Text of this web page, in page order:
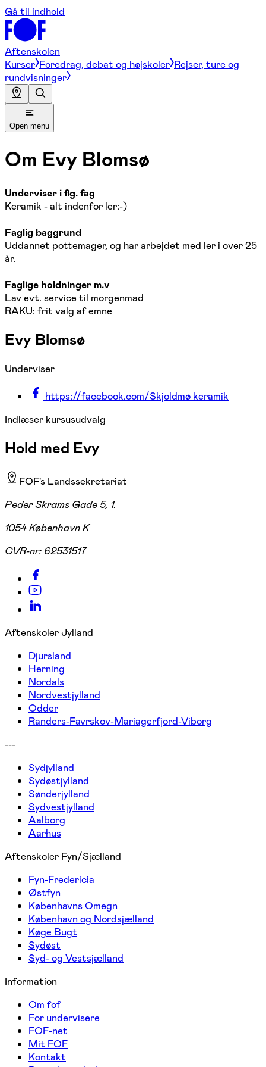
Gå til indhold
Aftenskolen
Kurser Foredrag, debat og højskoler Rejser, ture og
rundvisninger
Open menu
Om Evy Blomsø
Underviser i flg. fag
Keramik - alt indenfor ler:-)
Faglig baggrund
Uddannet pottemager, og har arbejdet med ler i over 25
år.
Faglige holdninger m.v
Lav evt. service til morgenmad
RAKU: frit valg af emne
Evy Blomsø
Underviser
https://facebook.com/Skjoldmø keramik
Indlæser kursusudvalg
Hold med Evy
FOF's Landssekretariat
Peder Skrams Gade 5, 1.
1054 København K
CVR-nr: 62531517
Aftenskoler Jylland
Djursland
Herning
Nordals
Nordvestjylland
Odder
Randers-Favrskov-Mariagerfjord-Viborg
---
Sydjylland
Sydøstjylland
Sønderjylland
Sydvestjylland
Aalborg
Aarhus
Aftenskoler Fyn/Sjælland
Fyn-Fredericia
Østfyn
Københavns Omegn
København og Nordsjælland
Køge Bugt
Sydøst
Syd- og Vestsjælland
Information
Om fof
For undervisere
FOF-net
Mit FOF
Kontakt